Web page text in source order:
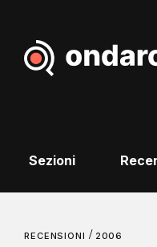
Sezioni
RECENSIONI / 2006